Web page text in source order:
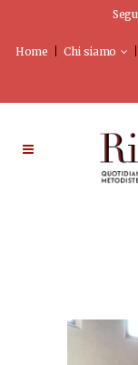
Home Chi siamo